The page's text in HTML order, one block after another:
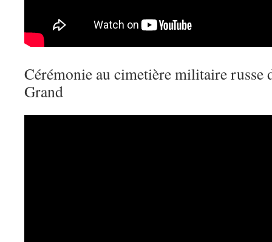
Cérémonie au cimetière militaire
Grand